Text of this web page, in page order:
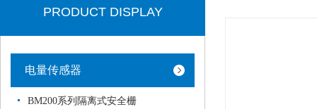
PRODUCT DISPLAY
电量传感器
BM200系列隔离式安全栅